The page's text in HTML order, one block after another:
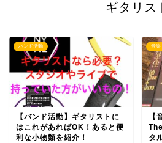
ギタリス
バンド活動
【バンド活動】ギタリストに
はこれがあればOK！あると便
利な小物類を紹介！
音楽
【
タ